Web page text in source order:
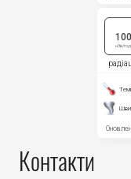
Контакти